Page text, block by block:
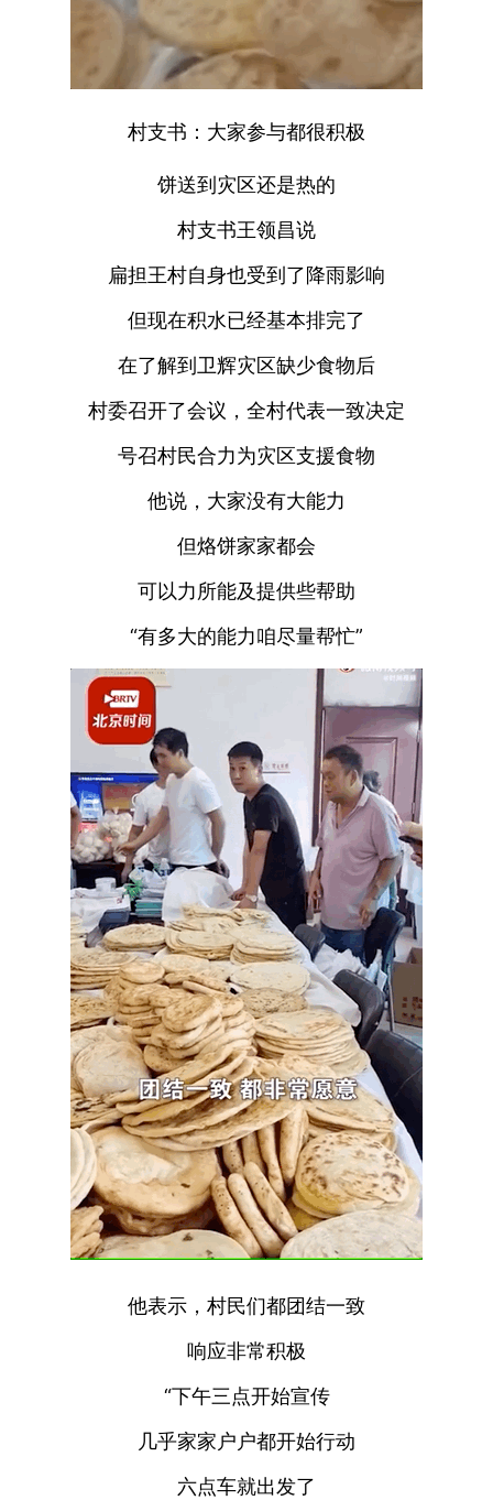
村支书：大家参与都很积极
饼送到灾区还是热的
村支书王领昌说
扁担王村自身也受到了降雨影响
但现在积水已经基本排完了
在了解到卫辉灾区缺少食物后
村委召开了会议，全村代表一致决定
号召村民合力为灾区支援食物
他说，大家没有大能力
但烙饼家家都会
可以力所能及提供些帮助
“有多大的能力咱尽量帮忙”
他表示，村民们都团结一致
响应非常积极
“下午三点开始宣传
几乎家家户户都开始行动
六点车就出发了